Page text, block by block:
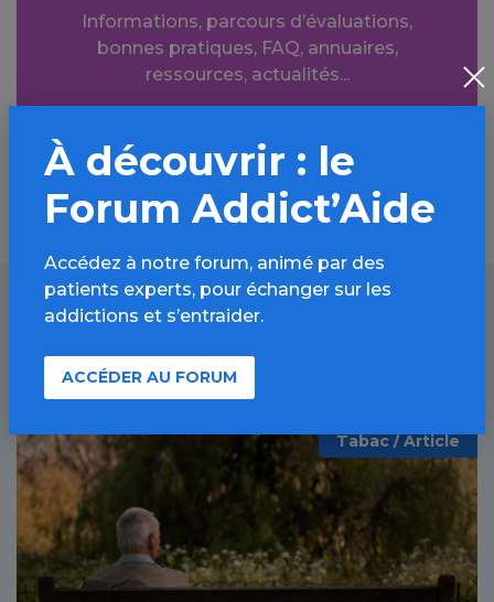
Informations, parcours d’évaluations,
bonnes pratiques, FAQ, annuaires,
ressources, actualités...
À lire aussi
Tabac / Article
À découvrir : le
Forum Addict’Aide
Accédez à notre forum, animé par des
patients experts, pour échanger sur les
addictions et s’entraider.
ACCÉDER AU FORUM